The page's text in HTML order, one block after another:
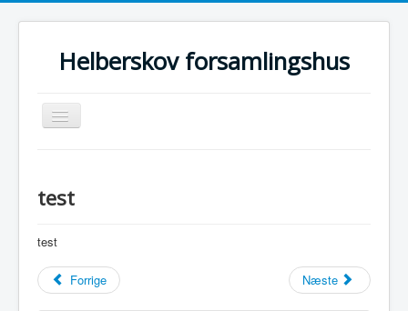
Helberskov forsamlingshus
Skift
navigation
Om os
Kalender
test
test
Forrige Næste